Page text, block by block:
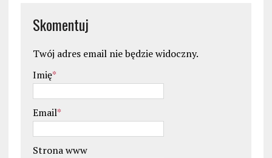
Skomentuj
Twój adres email nie będzie widoczny.
Imię*
Email*
Strona www